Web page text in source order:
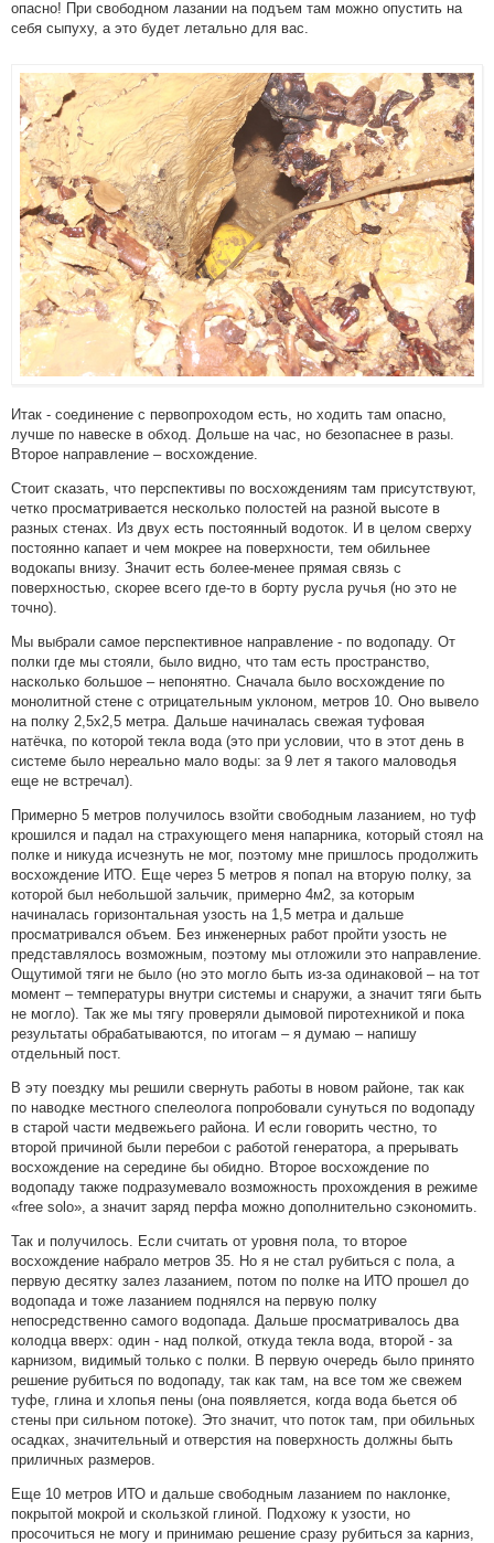
опасно! При свободном лазании на подъем там можно опустить на
себя сыпуху, а это будет летально для вас.
Итак - соединение с первопроходом есть, но ходить там опасно,
лучше по навеске в обход. Дольше на час, но безопаснее в разы.
Второе направление – восхождение.
Стоит сказать, что перспективы по восхождениям там присутствуют,
четко просматривается несколько полостей на разной высоте в
разных стенах. Из двух есть постоянный водоток. И в целом сверху
постоянно капает и чем мокрее на поверхности, тем обильнее
водокапы внизу. Значит есть более-менее прямая связь с
поверхностью, скорее всего где-то в борту русла ручья (но это не
точно).
Мы выбрали самое перспективное направление - по водопаду. От
полки где мы стояли, было видно, что там есть пространство,
насколько большое – непонятно. Сначала было восхождение по
монолитной стене с отрицательным уклоном, метров 10. Оно вывело
на полку 2,5х2,5 метра. Дальше начиналась свежая туфовая
натёчка, по которой текла вода (это при условии, что в этот день в
системе было нереально мало воды: за 9 лет я такого маловодья
еще не встречал).
Примерно 5 метров получилось взойти свободным лазанием, но туф
крошился и падал на страхующего меня напарника, который стоял на
полке и никуда исчезнуть не мог, поэтому мне пришлось продолжить
восхождение ИТО. Еще через 5 метров я попал на вторую полку, за
которой был небольшой зальчик, примерно 4м2, за которым
начиналась горизонтальная узость на 1,5 метра и дальше
просматривался объем. Без инженерных работ пройти узость не
представлялось возможным, поэтому мы отложили это направление.
Ощутимой тяги не было (но это могло быть из-за одинаковой – на тот
момент – температуры внутри системы и снаружи, а значит тяги быть
не могло). Так же мы тягу проверяли дымовой пиротехникой и пока
результаты обрабатываются, по итогам – я думаю – напишу
отдельный пост.
В эту поездку мы решили свернуть работы в новом районе, так как
по наводке местного спелеолога попробовали сунуться по водопаду
в старой части медвежьего района. И если говорить честно, то
второй причиной были перебои с работой генератора, а прерывать
восхождение на середине бы обидно. Второе восхождение по
водопаду также подразумевало возможность прохождения в режиме
«free solo», а значит заряд перфа можно дополнительно сэкономить.
Так и получилось. Если считать от уровня пола, то второе
восхождение набрало метров 35. Но я не стал рубиться с пола, а
первую десятку залез лазанием, потом по полке на ИТО прошел до
водопада и тоже лазанием поднялся на первую полку
непосредственно самого водопада. Дальше просматривалось два
колодца вверх: один - над полкой, откуда текла вода, второй - за
карнизом, видимый только с полки. В первую очередь было принято
решение рубиться по водопаду, так как там, на все том же свежем
туфе, глина и хлопья пены (она появляется, когда вода бьется об
стены при сильном потоке). Это значит, что поток там, при обильных
осадках, значительный и отверстия на поверхность должны быть
приличных размеров.
Еще 10 метров ИТО и дальше свободным лазанием по наклонке,
покрытой мокрой и скользкой глиной. Подхожу к узости, но
просочиться не могу и принимаю решение сразу рубиться за карниз,